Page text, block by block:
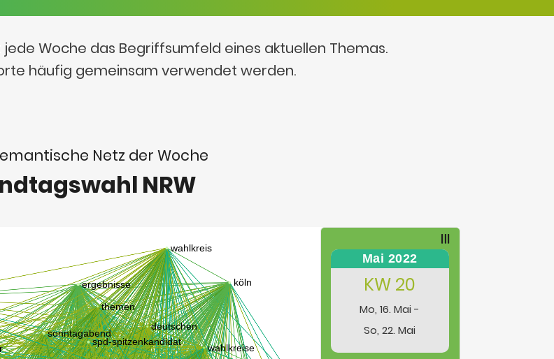
jede Woche das Begriffsumfeld eines aktuellen Themas.
häufig gemeinsam verwendet werden.
Netz der Woche
NRW
Mai 2022
KW 20
Mo, 16. Mai -
So, 22. Mai